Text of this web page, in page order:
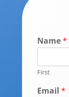
Name*
First
Email *